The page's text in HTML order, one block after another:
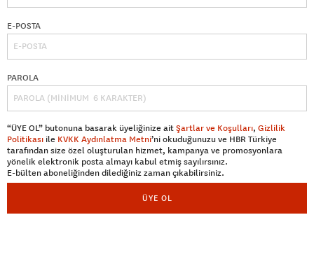
E-POSTA
PAROLA
“ÜYE OL” butonuna basarak üyeliğinize aitŞartlar ve Koşulları, Gizlilik
Politikası ile KVKK Aydınlatma Metni’ni okuduğunuzu ve HBR Türkiye
tarafından size özel oluşturulan hizmet, kampanya ve promosyonlara
yönelik elektronik posta almayı kabul etmiş sayılırsınız.
E-bülten aboneliğinden dilediğiniz zaman çıkabilirsiniz.
ÜYE OL